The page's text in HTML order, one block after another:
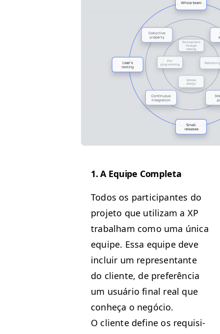
1. A Equipe Completa
Todos os par­tic­i­pantes do
pro­je­to que uti­lizam a XP
tra­bal­ham como uma úni­ca
equipe. Essa equipe deve
incluir um rep­re­sen­tante
do cliente, de prefer­ên­cia
um usuário final real que
con­heça o negó­cio.
O cliente define os req­ui­si­